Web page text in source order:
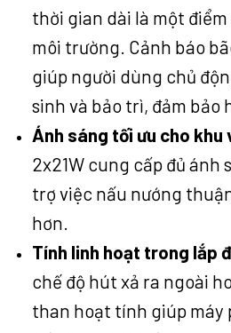
thời gian dài là một
môi trường. Cảnh báo
giúp người dùng chủ
sinh và bảo trì, đảm bảo
Ánh sáng tối ưu cho khu
2x21W cung cấp đủ ánh
trợ việc nấu nướng
hơn.
Tính linh hoạt trong lắp
chế độ hút xả ra ngoài
than hoạt tính giúp máy